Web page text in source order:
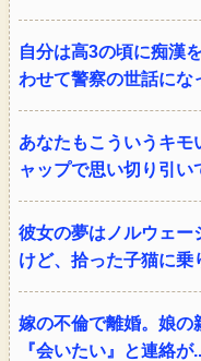
自分は高3の頃に痴漢
わせて警察の世話にな
あなたもこういうキモ
ャップで思い切り引い
彼女の夢はノルウェー
けど、拾った子猫に乗
嫁の不倫で離婚。娘の
『会いたい』と連絡